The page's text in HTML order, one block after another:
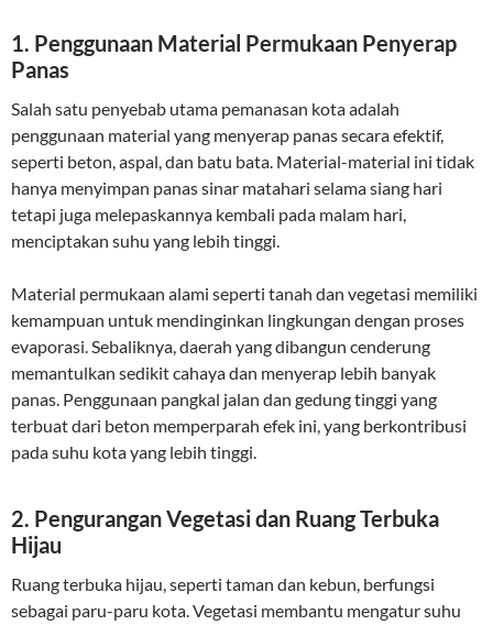
1. Penggunaan Material Permukaan Penyerap
Panas
Salah satu penyebab utama pemanasan kota adalah
penggunaan material yang menyerap panas secara efektif,
seperti beton, aspal, dan batu bata. Material-material ini tidak
hanya menyimpan panas sinar matahari selama siang hari
tetapi juga melepaskannya kembali pada malam hari,
menciptakan suhu yang lebih tinggi.
Material permukaan alami seperti tanah dan vegetasi memiliki
kemampuan untuk mendinginkan lingkungan dengan proses
evaporasi. Sebaliknya, daerah yang dibangun cenderung
memantulkan sedikit cahaya dan menyerap lebih banyak
panas. Penggunaan pangkal jalan dan gedung tinggi yang
terbuat dari beton memperparah efek ini, yang berkontribusi
pada suhu kota yang lebih tinggi.
2. Pengurangan Vegetasi dan Ruang Terbuka
Hijau
Ruang terbuka hijau, seperti taman dan kebun, berfungsi
sebagai paru-paru kota. Vegetasi membantu mengatur suhu